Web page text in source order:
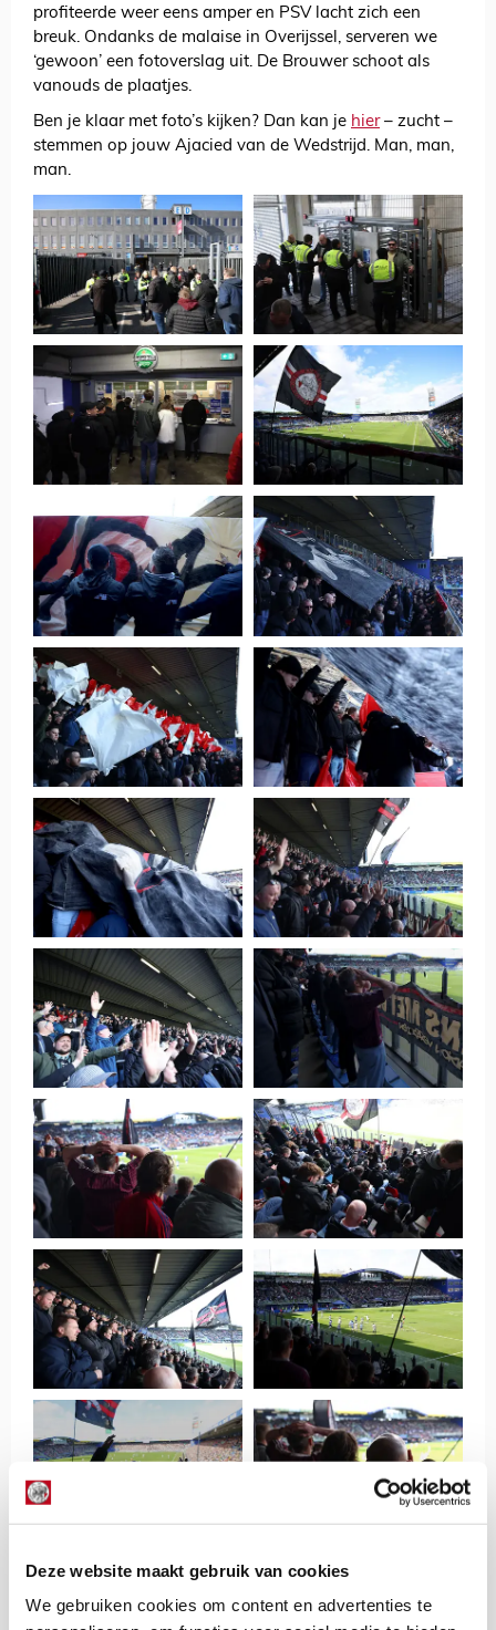
Deze website maakt gebruik van cookies
We gebruiken cookies om content en advertenties te
profiteerde weer eens amper en PSV lacht zich een
breuk. Ondanks de malaise in Overijssel, serveren we
‘gewoon’ een fotoverslag uit. De Brouwer schoot als
vanouds de plaatjes.
Ben je klaar met foto’s kijken? Dan kan je hier– zucht –
stemmen op jouw Ajacied van de Wedstrijd. Man, man,
man.